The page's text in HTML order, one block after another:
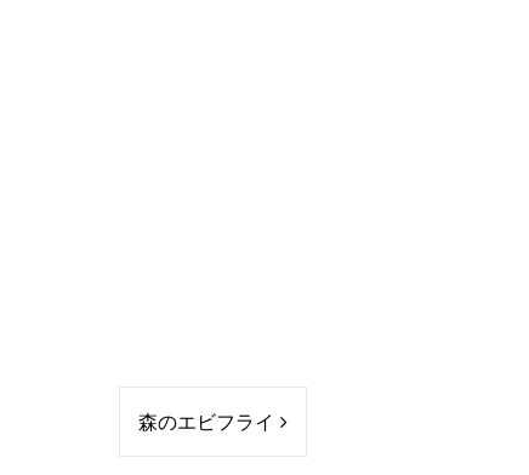
森のエビフライ